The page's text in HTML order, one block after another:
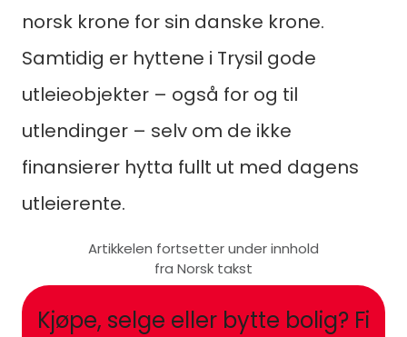
norsk krone for sin danske krone.
Samtidig er hyttene i Trysil gode
utleieobjekter – også for og til
utlendinger – selv om de ikke
finansierer hytta fullt ut med dagens
utleierente.
Artikkelen fortsetter under innhold
fra Norsk takst
Kjøpe, selge eller bytte bolig? Fi